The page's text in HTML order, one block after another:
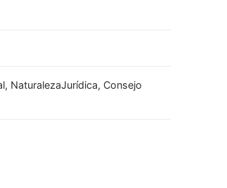
NaturalezaJurídica, Consejo